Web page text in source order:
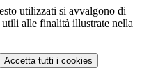
utilizzati si avvalgono di
alle finalità illustrate nella
Accetta tutti i cookies